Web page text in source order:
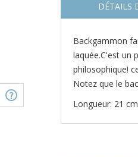
DÉTAILS
Backgammon
laquée.C'est un
philosophique!
Notez que le
Longueur: 21